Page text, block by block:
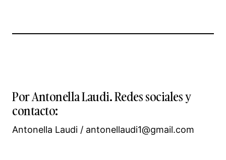
Por Antonella Laudi. Redes sociales y
contacto:
Antonella Laudi / antonellaudi1@gmail.com